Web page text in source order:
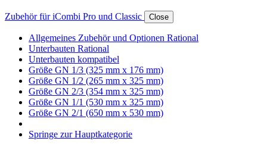
Zubehör für iCombi Pro und Classic Close
Allgemeines Zubehör und Optionen Rational
Unterbauten Rational
Unterbauten kompatibel
Größe GN 1/3 (325 mm x 176 mm)
Größe GN 1/2 (265 mm x 325 mm)
Größe GN 2/3 (354 mm x 325 mm)
Größe GN 1/1 (530 mm x 325 mm)
Größe GN 2/1 (650 mm x 530 mm)
Springe zur Hauptkategorie